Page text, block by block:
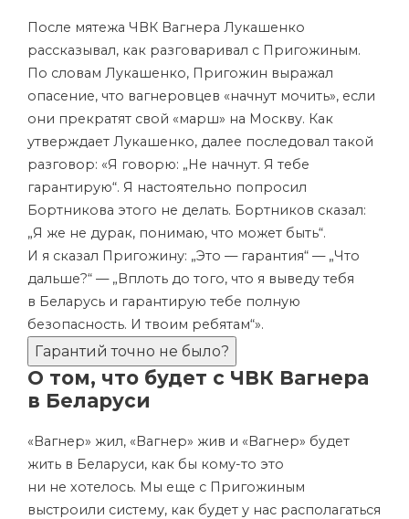
После мятежа ЧВК Вагнера Лукашенко
рассказывал, как разговаривал с Пригожиным.
По словам Лукашенко, Пригожин выражал
опасение, что вагнеровцев «начнут мочить», если
они прекратят свой «марш» на Москву. Как
утверждает Лукашенко, далее последовал такой
разговор: «Я говорю: „Не начнут. Я тебе
гарантирую“. Я настоятельно попросил
Бортникова этого не делать. Бортников сказал:
„Я же не дурак, понимаю, что может быть“.
И я сказал Пригожину: „Это — гарантия“ — „Что
дальше?“ — „Вплоть до того, что я выведу тебя
в Беларусь и гарантирую тебе полную
безопасность. И твоим ребятам“».
Гарантий точно не было?
О том, что будет с ЧВК Вагнера
в Беларуси
«Вагнер» жил, «Вагнер» жив и «Вагнер» будет
жить в Беларуси, как бы кому-то это
ни не хотелось. Мы еще с Пригожиным
выстроили систему, как будет у нас располагаться